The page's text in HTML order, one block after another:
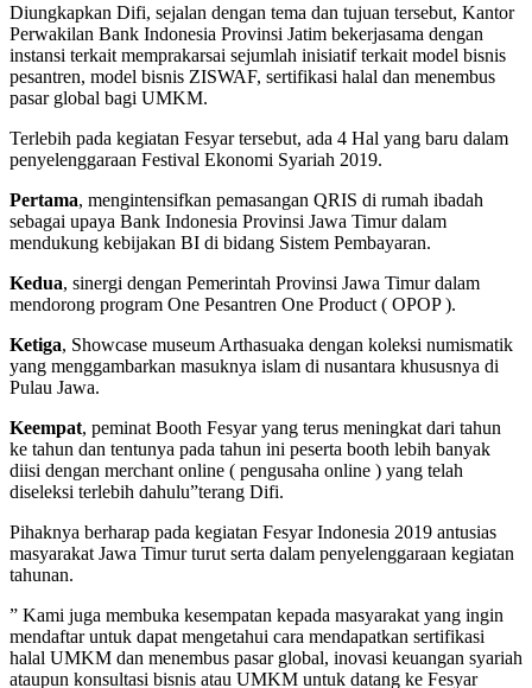
Diungkapkan Difi, sejalan dengan tema dan tujuan tersebut, Kantor
Perwakilan Bank Indonesia Provinsi Jatim bekerjasama dengan
instansi terkait memprakarsai sejumlah inisiatif terkait model bisnis
pesantren, model bisnis ZISWAF, sertifikasi halal dan menembus
pasar global bagi UMKM.
Terlebih pada kegiatan Fesyar tersebut, ada 4 Hal yang baru dalam
penyelenggaraan Festival Ekonomi Syariah 2019.
Pertama, mengintensifkan pemasangan QRIS di rumah ibadah
sebagai upaya Bank Indonesia Provinsi Jawa Timur dalam
mendukung kebijakan BI di bidang Sistem Pembayaran.
Kedua, sinergi dengan Pemerintah Provinsi Jawa Timur dalam
mendorong program One Pesantren One Product ( OPOP ).
Ketiga, Showcase museum Arthasuaka dengan koleksi numismatik
yang menggambarkan masuknya islam di nusantara khususnya di
Pulau Jawa.
Keempat, peminat Booth Fesyar yang terus meningkat dari tahun
ke tahun dan tentunya pada tahun ini peserta booth lebih banyak
diisi dengan merchant online ( pengusaha online ) yang telah
diseleksi terlebih dahulu”terang Difi.
Pihaknya berharap pada kegiatan Fesyar Indonesia 2019 antusias
masyarakat Jawa Timur turut serta dalam penyelenggaraan kegiatan
tahunan.
” Kami juga membuka kesempatan kepada masyarakat yang ingin
mendaftar untuk dapat mengetahui cara mendapatkan sertifikasi
halal UMKM dan menembus pasar global, inovasi keuangan syariah
ataupun konsultasi bisnis atau UMKM untuk datang ke Fesyar